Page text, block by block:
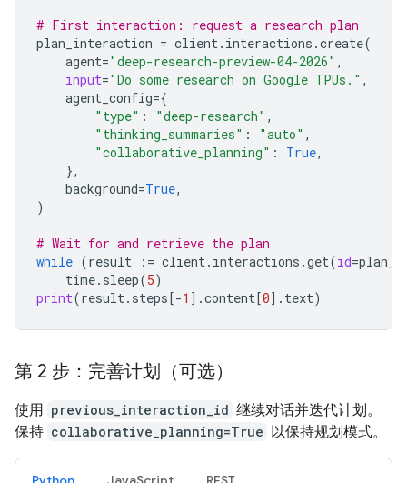
# First interaction: request a research plan
plan_interaction = client. interactions .create(
agent="deep-research-preview-04-2026" ,
input="Do some research on Google TPUs." ,
agent_config={
"type" : "deep-research" ,
"thinking_summaries" : "auto" ,
"collaborative_planning" : True,
},
background=True,
)
# Wait for and retrieve the plan
while (result := client. interactions .get(id=
time. sleep(5)
print(result. steps[-1 ] .content[0] . text)
第 2 步：完善计划（可选）
使用 previous_interaction_id 继续对话并迭代计划。
保持 collaborative_planning=True 以保持规划模式。